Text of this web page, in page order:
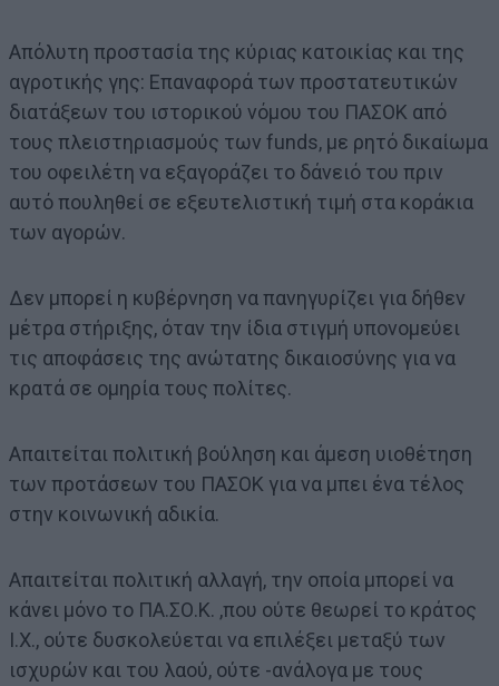
Απόλυτη προστασία της κύριας κατοικίας και της
αγροτικής γης: Επαναφορά των προστατευτικών
διατάξεων του ιστορικού νόμου του ΠΑΣΟΚ από
τους πλειστηριασμούς των funds, με ρητό δικαίωμα
του οφειλέτη να εξαγοράζει το δάνειό του πριν
αυτό πουληθεί σε εξευτελιστική τιμή στα κοράκια
των αγορών.
Δεν μπορεί η κυβέρνηση να πανηγυρίζει για δήθεν
μέτρα στήριξης, όταν την ίδια στιγμή υπονομεύει
τις αποφάσεις της ανώτατης δικαιοσύνης για να
κρατά σε ομηρία τους πολίτες.
Απαιτείται πολιτική βούληση και άμεση υιοθέτηση
των προτάσεων του ΠΑΣΟΚ για να μπει ένα τέλος
στην κοινωνική αδικία.
Απαιτείται πολιτική αλλαγή, την οποία μπορεί να
κάνει μόνο το ΠΑ.ΣΟ.Κ. ,που ούτε θεωρεί το κράτος
Ι.Χ., ούτε δυσκολεύεται να επιλέξει μεταξύ των
ισχυρών και του λαού, ούτε -ανάλογα με τους